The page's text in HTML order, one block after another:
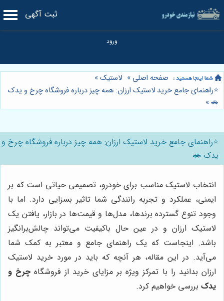
ثبت آگهی
صفحه اصلی » لاستیک»
⭐️راهنمای جامع خرید لاستیک ارزان: همه چیز درباره فروشگاه چرخ و یدک
🚗
»
⭐️راهنمای جامع خرید لاستیک ارزان: همه چیز درباره فروشگاه چرخ و
یدک 🚗
انتخاب لاستیک مناسب برای خودرو، تصمیمی حیاتی است که بر
ایمنی، عملکرد و تجربه رانندگی شما تاثیر بسزایی دارد. اما با
وجود تنوع گسترده برندها، مدل‌ها و قیمت‌ها در بازار، یافتن یک
لاستیک ارزان و در عین حال باکیفیت می‌تواند چالش‌برانگیز
باشد. اینجاست که یک راهنمای جامع و معتبر به کمک شما
می‌آید. در این مقاله، هر آنچه که باید در مورد خرید لاستیک
ارزان بدانید را با تمرکز ویژه بر مزایای خرید از فروشگاه چرخ و
یدک بررسی خواهیم کرد.